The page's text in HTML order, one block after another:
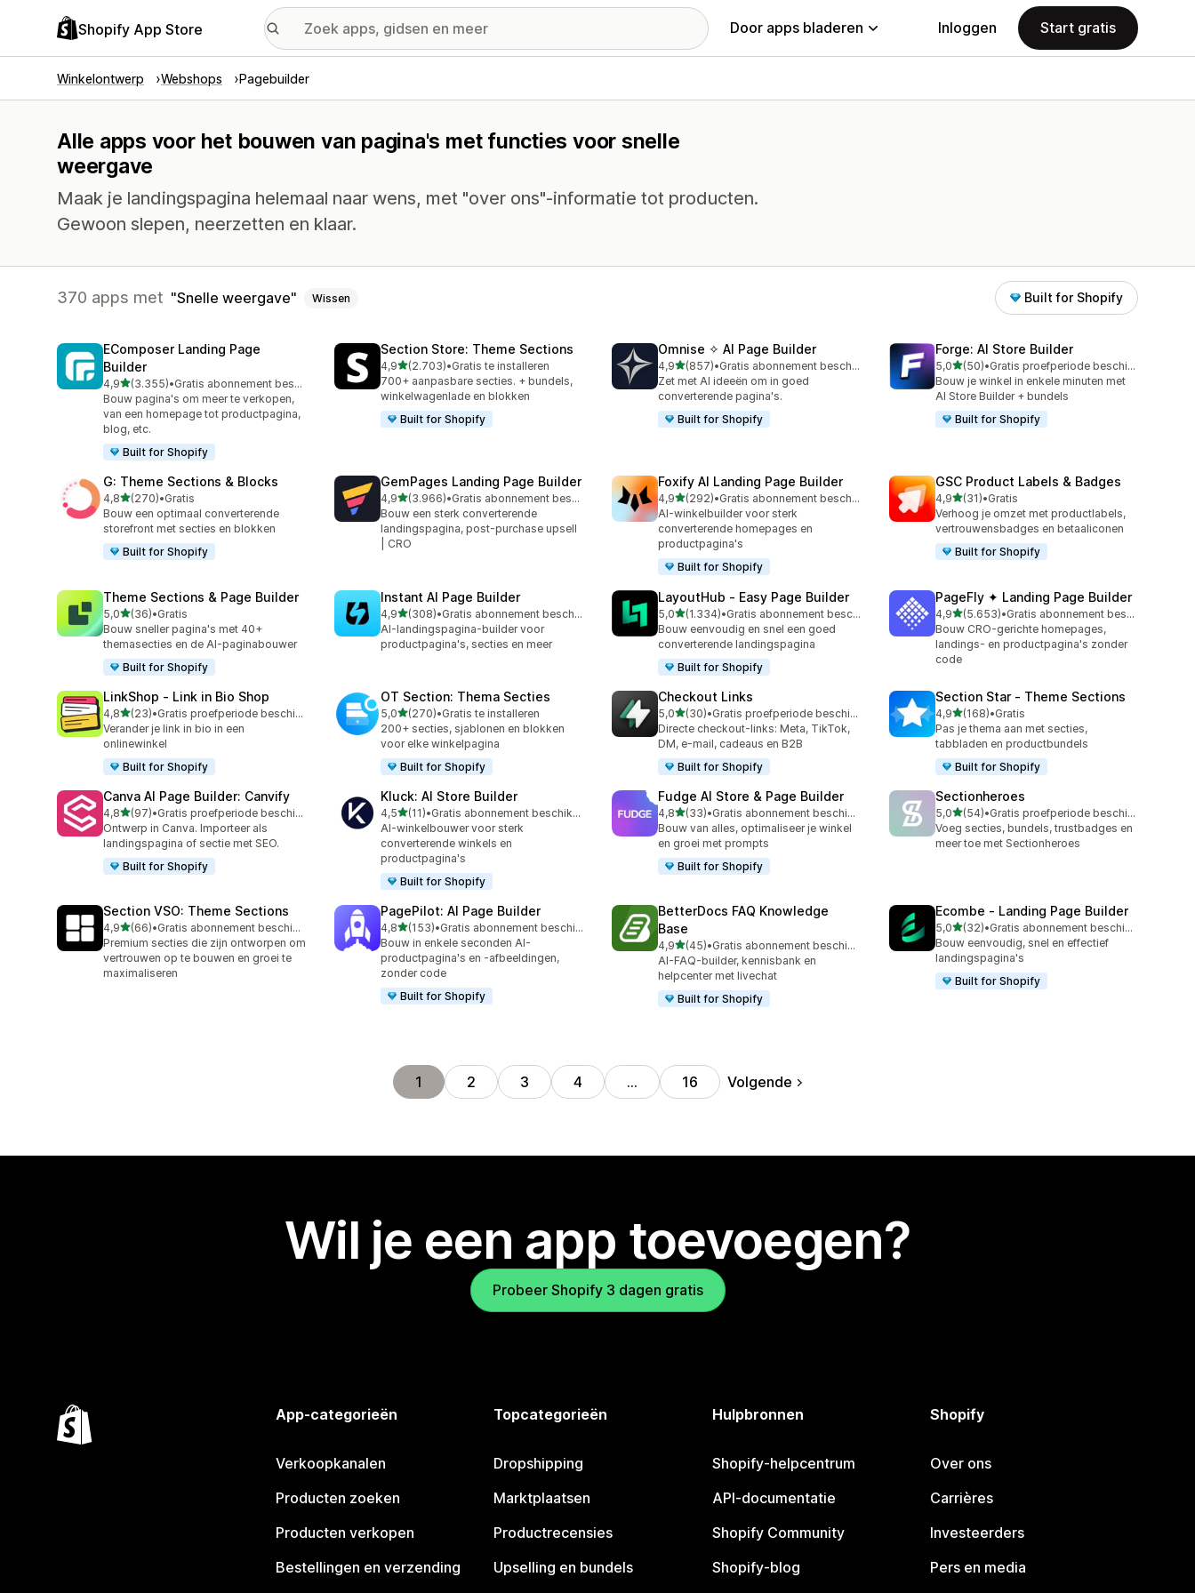
Shopify App Store Door apps bladeren Inloggen Start gratis
Winkelontwerp Webshops Pagebuilder
Alle apps voor het bouwen van pagina's met functies voor snelle
weergave
Maak je landingspagina helemaal naar wens, met "over ons"-informatie tot producten.
Gewoon slepen, neerzetten en klaar.
370 apps met Snelle weergave Wissen Built for Shopify
EComposer Landing Page
Builder
4,9van 5 sterren
(3.355)
3355 recensies in totaal
•
Gratis abonnement beschikbaar
Bouw pagina's om meer te verkopen,
van een homepage tot productpagina,
blog, etc.
Built for Shopify
Section Store: Theme Sections
4,9van 5 sterren
(2.703)
2703 recensies in totaal
•Gratis te installeren
700+ aanpasbare secties. + bundels,
winkelwagenlade en blokken
Built for Shopify
Omnise ✧ AI Page Builder
4,9van 5 sterren
(857)
857 recensies in totaal
•
Gratis abonnement beschikbaar
Zet met AI ideeën om in goed
converterende pagina's.
Built for Shopify
Forge: AI Store Builder
5,0van 5 sterren
(50)
50 recensies in totaal
•
Gratis proefperiode beschikbaar
Bouw je winkel in enkele minuten met
AI Store Builder + bundels
Built for Shopify
G: Theme Sections & Blocks
4,8van 5 sterren
(270)
270 recensies in totaal
•Gratis
Bouw een optimaal converterende
storefront met secties en blokken
Built for Shopify
GemPages Landing Page Builder
4,9van 5 sterren
(3.966)
3966 recensies in totaal
•
Gratis abonnement beschikbaar
Bouw een sterk converterende
landingspagina, post-purchase upsell
| CRO
Foxify AI Landing Page Builder
4,9van 5 sterren
(292)
292 recensies in totaal
•
Gratis abonnement beschikbaar
AI-winkelbuilder voor sterk
converterende homepages en
productpagina's
Built for Shopify
GSC Product Labels & Badges
4,9van 5 sterren
(31)
31 recensies in totaal
•Gratis
Verhoog je omzet met productlabels,
vertrouwensbadges en betaaliconen
Built for Shopify
Theme Sections & Page Builder
5,0van 5 sterren
(36)
36 recensies in totaal
•Gratis
Bouw sneller pagina's met 40+
themasecties en de AI-paginabouwer
Built for Shopify
Instant AI Page Builder
4,9van 5 sterren
(308)
308 recensies in totaal
•
Gratis abonnement beschikbaar
AI-landingspagina-builder voor
productpagina's, secties en meer
LayoutHub ‑ Easy Page Builder
5,0van 5 sterren
(1.334)
1334 recensies in totaal
•
Gratis abonnement beschikbaar
Bouw eenvoudig en snel een goed
converterende landingspagina
Built for Shopify
PageFly ✦ Landing Page Builder
4,9van 5 sterren
(5.653)
5653 recensies in totaal
•
Gratis abonnement beschikbaar
Bouw CRO-gerichte homepages,
landings- en productpagina's zonder
code
LinkShop ‑ Link in Bio Shop
4,8van 5 sterren
(23)
23 recensies in totaal
•
Gratis proefperiode beschikbaar
Verander je link in bio in een
onlinewinkel
Built for Shopify
OT Section: Thema Secties
5,0van 5 sterren
(270)
270 recensies in totaal
•Gratis te installeren
200+ secties, sjablonen en blokken
voor elke winkelpagina
Built for Shopify
Checkout Links
5,0van 5 sterren
(30)
30 recensies in totaal
•
Gratis proefperiode beschikbaar
Directe checkout-links: Meta, TikTok,
DM, e-mail, cadeaus en B2B
Built for Shopify
Section Star ‑ Theme Sections
4,9van 5 sterren
(168)
168 recensies in totaal
•Gratis
Pas je thema aan met secties,
tabbladen en productbundels
Built for Shopify
Canva AI Page Builder: Canvify
4,8van 5 sterren
(97)
97 recensies in totaal
•
Gratis proefperiode beschikbaar
Ontwerp in Canva. Importeer als
landingspagina of sectie met SEO.
Built for Shopify
Kluck: AI Store Builder
4,5van 5 sterren
(11)
11 recensies in totaal
•
Gratis abonnement beschikbaar
AI-winkelbouwer voor sterk
converterende winkels en
productpagina's
Built for Shopify
Fudge AI Store & Page Builder
4,8van 5 sterren
(33)
33 recensies in totaal
•
Gratis abonnement beschikbaar
Bouw van alles, optimaliseer je winkel
en groei met prompts
Built for Shopify
Sectionheroes
5,0van 5 sterren
(54)
54 recensies in totaal
•
Gratis proefperiode beschikbaar
Voeg secties, bundels, trustbadges en
meer toe met Sectionheroes
Section VSO: Theme Sections
4,9van 5 sterren
(66)
66 recensies in totaal
•
Gratis abonnement beschikbaar
Premium secties die zijn ontworpen om
vertrouwen op te bouwen en groei te
maximaliseren
PagePilot: AI Page Builder
4,8van 5 sterren
(153)
153 recensies in totaal
•
Gratis abonnement beschikbaar
Bouw in enkele seconden AI-
productpagina's en -afbeeldingen,
zonder code
Built for Shopify
BetterDocs FAQ Knowledge
Base
4,9van 5 sterren
(45)
45 recensies in totaal
•
Gratis abonnement beschikbaar
AI-FAQ-builder, kennisbank en
helpcenter met livechat
Built for Shopify
Ecombe ‑ Landing Page Builder
5,0van 5 sterren
(32)
32 recensies in totaal
•
Gratis abonnement beschikbaar
Bouw eenvoudig, snel en effectief
landingspagina's
Built for Shopify
1 2 3 4 … 16 Volgende
Wil je een app toevoegen?
Probeer Shopify 3 dagen gratis
App-categorieën
Verkoopkanalen
Producten zoeken
Producten verkopen
Bestellingen en verzending
Topcategorieën
Dropshipping
Marktplaatsen
Productrecensies
Upselling en bundels
Hulpbronnen
Shopify-helpcentrum
API-documentatie
Shopify Community
Shopify-blog
Shopify
Over ons
Carrières
Investeerders
Pers en media